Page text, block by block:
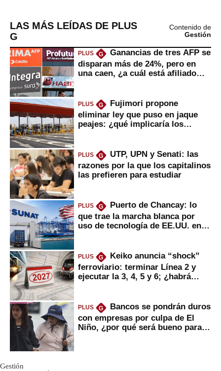
LAS MÁS LEÍDAS DE PLUS
G
Contenido de
Gestión
PLUS G
Ganancias de tres AFP se
disparan más de 24%, pero en
una caen, ¿a cuál está afiliado
PLUS G
Fujimori propone
eliminar ley que puso en jaque
peajes: ¿qué implicaría los
PLUS G
UTP, UPN y Senati: las
razones por la que los capitalinos
las prefieren para estudiar
PLUS G
Puerto de Chancay: lo
que trae la marcha blanca por
uso de tecnología de EE.UU. en
PLUS G
Keiko anuncia “shock”
ferroviario: terminar Línea 2 y
ejecutar la 3, 4, 5 y 6; ¿habrá
PLUS G
Bancos se pondrán duros
con empresas por culpa de El
Niño, ¿por qué será bueno para
Gestión